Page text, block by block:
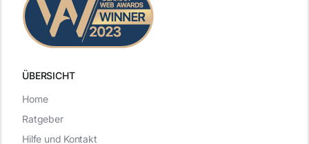
ÜBERSICHT
Home
Ratgeber
Hilfe und Kontakt